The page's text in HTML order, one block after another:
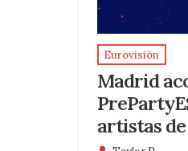
Eurovisión
Madrid
artistas